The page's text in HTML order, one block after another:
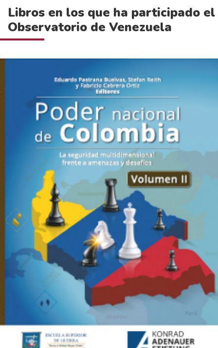
Libros en los que ha participado el
Observatorio de Venezuela